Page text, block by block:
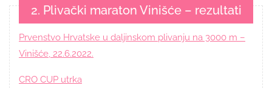
2. Plivački maraton Vinišće – rezultati
Prvenstvo Hrvatske u daljinskom plivanju na 3000 m –
Vinišće, 22.6.2022.
CRO CUP utrka